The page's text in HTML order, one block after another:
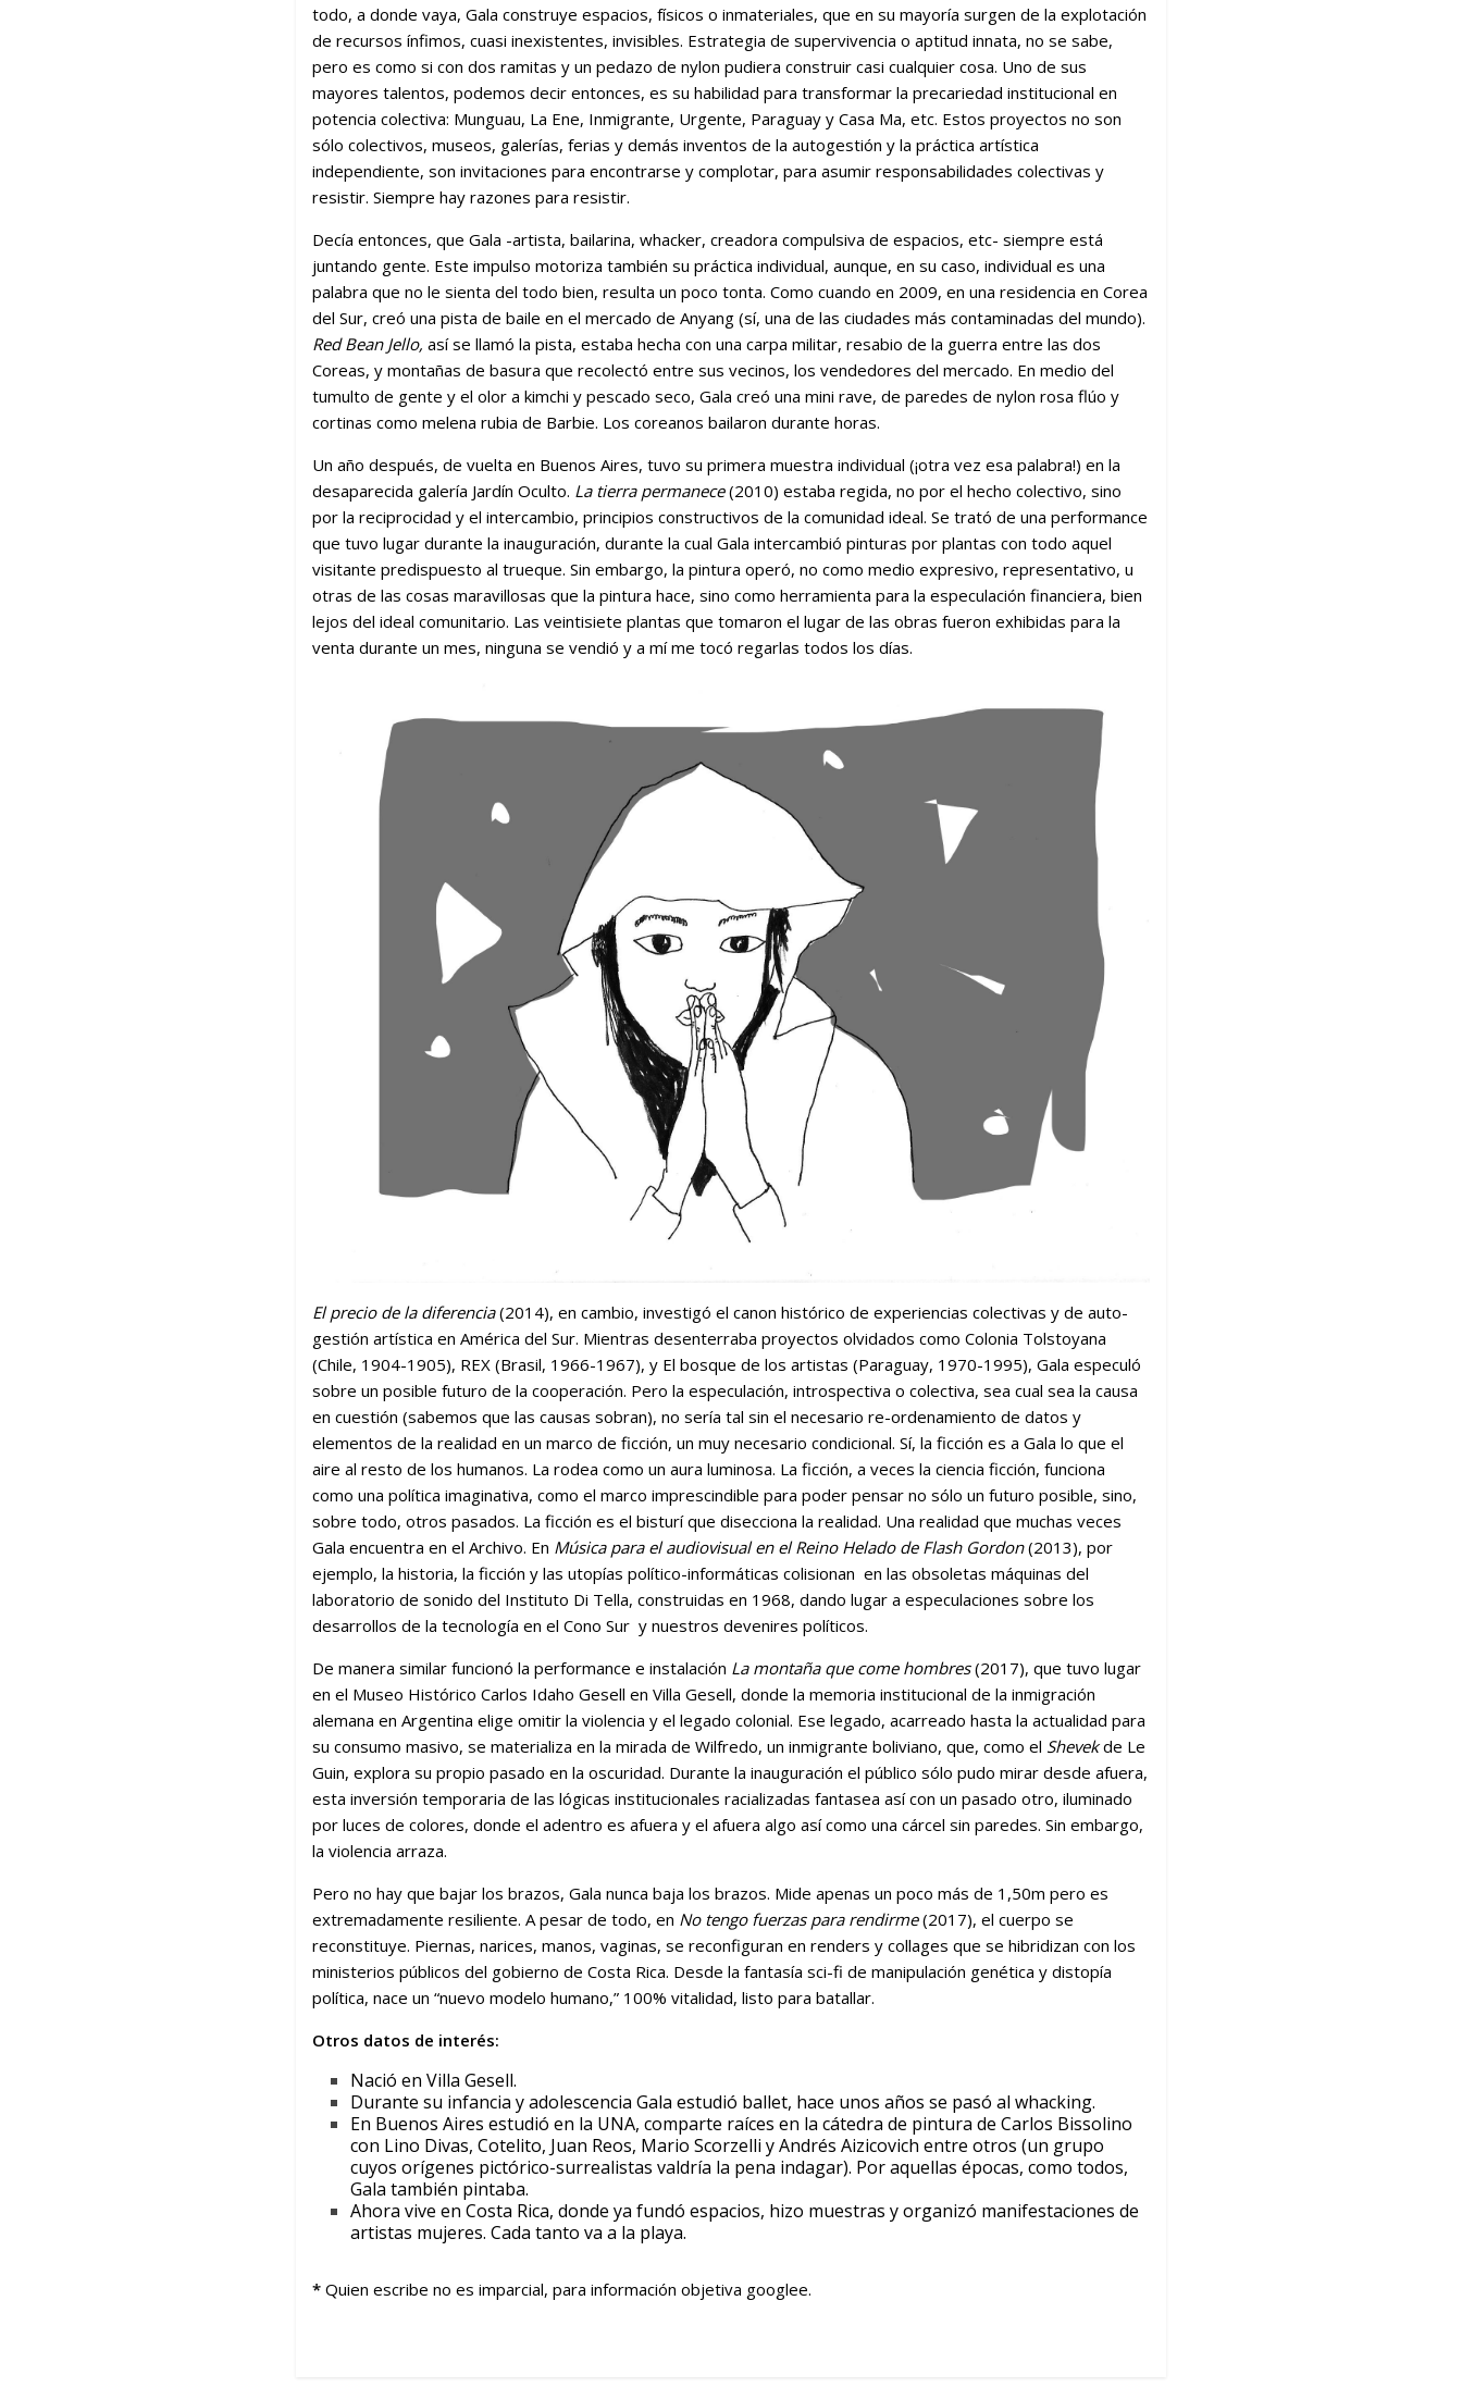
todo, a donde vaya, Gala construye espacios, físicos o inmateriales, que en su mayoría surgen de la explotación
de recursos ínfimos, cuasi inexistentes, invisibles. Estrategia de supervivencia o aptitud innata, no se sabe,
pero es como si con dos ramitas y un pedazo de nylon pudiera construir casi cualquier cosa. Uno de sus
mayores talentos, podemos decir entonces, es su habilidad para transformar la precariedad institucional en
potencia colectiva: Munguau, La Ene, Inmigrante, Urgente, Paraguay y Casa Ma, etc. Estos proyectos no son
sólo colectivos, museos, galerías, ferias y demás inventos de la autogestión y la práctica artística
independiente, son invitaciones para encontrarse y complotar, para asumir responsabilidades colectivas y
resistir. Siempre hay razones para resistir.
Decía entonces, que Gala -artista, bailarina, whacker, creadora compulsiva de espacios, etc- siempre está
juntando gente. Este impulso motoriza también su práctica individual, aunque, en su caso, individual es una
palabra que no le sienta del todo bien, resulta un poco tonta. Como cuando en 2009, en una residencia en Corea
del Sur, creó una pista de baile en el mercado de Anyang (sí, una de las ciudades más contaminadas del mundo).
Red Bean Jello, así se llamó la pista, estaba hecha con una carpa militar, resabio de la guerra entre las dos
Coreas, y montañas de basura que recolectó entre sus vecinos, los vendedores del mercado. En medio del
tumulto de gente y el olor a kimchi y pescado seco, Gala creó una mini rave, de paredes de nylon rosa flúo y
cortinas como melena rubia de Barbie. Los coreanos bailaron durante horas.
Un año después, de vuelta en Buenos Aires, tuvo su primera muestra individual (¡otra vez esa palabra!) en la
desaparecida galería Jardín Oculto. La tierra permanece(2010) estaba regida, no por el hecho colectivo, sino
por la reciprocidad y el intercambio, principios constructivos de la comunidad ideal. Se trató de una performance
que tuvo lugar durante la inauguración, durante la cual Gala intercambió pinturas por plantas con todo aquel
visitante predispuesto al trueque. Sin embargo, la pintura operó, no como medio expresivo, representativo, u
otras de las cosas maravillosas que la pintura hace, sino como herramienta para la especulación financiera, bien
lejos del ideal comunitario. Las veintisiete plantas que tomaron el lugar de las obras fueron exhibidas para la
venta durante un mes, ninguna se vendió y a mí me tocó regarlas todos los días.
El precio de la diferencia(2014), en cambio, investigó el canon histórico de experiencias colectivas y de auto-
gestión artística en América del Sur. Mientras desenterraba proyectos olvidados como Colonia Tolstoyana
(Chile, 1904-1905), REX (Brasil, 1966-1967), y El bosque de los artistas (Paraguay, 1970-1995), Gala especuló
sobre un posible futuro de la cooperación. Pero la especulación, introspectiva o colectiva, sea cual sea la causa
en cuestión (sabemos que las causas sobran), no sería tal sin el necesario re-ordenamiento de datos y
elementos de la realidad en un marco de ficción, un muy necesario condicional. Sí, la ficción es a Gala lo que el
aire al resto de los humanos. La rodea como un aura luminosa. La ficción, a veces la ciencia ficción, funciona
como una política imaginativa, como el marco imprescindible para poder pensar no sólo un futuro posible, sino,
sobre todo, otros pasados. La ficción es el bisturí que disecciona la realidad. Una realidad que muchas veces
Gala encuentra en el Archivo. En Música para el audiovisual en el Reino Helado de Flash Gordon(2013), por
ejemplo, la historia, la ficción y las utopías político-informáticas colisionan en las obsoletas máquinas del
laboratorio de sonido del Instituto Di Tella, construidas en 1968, dando lugar a especulaciones sobre los
desarrollos de la tecnología en el Cono Sur y nuestros devenires políticos.
De manera similar funcionó la performance e instalación La montaña que come hombres(2017), que tuvo lugar
en el Museo Histórico Carlos Idaho Gesell en Villa Gesell, donde la memoria institucional de la inmigración
alemana en Argentina elige omitir la violencia y el legado colonial. Ese legado, acarreado hasta la actualidad para
su consumo masivo, se materializa en la mirada de Wilfredo, un inmigrante boliviano, que, como el Shevekde Le
Guin, explora su propio pasado en la oscuridad. Durante la inauguración el público sólo pudo mirar desde afuera,
esta inversión temporaria de las lógicas institucionales racializadas fantasea así con un pasado otro, iluminado
por luces de colores, donde el adentro es afuera y el afuera algo así como una cárcel sin paredes. Sin embargo,
la violencia arraza.
Pero no hay que bajar los brazos, Gala nunca baja los brazos. Mide apenas un poco más de 1,50m pero es
extremadamente resiliente. A pesar de todo, en No tengo fuerzas para rendirme(2017), el cuerpo se
reconstituye. Piernas, narices, manos, vaginas, se reconfiguran en renders y collages que se hibridizan con los
ministerios públicos del gobierno de Costa Rica. Desde la fantasía sci-fi de manipulación genética y distopía
política, nace un “nuevo modelo humano,” 100% vitalidad, listo para batallar.
Otros datos de interés:
Nació en Villa Gesell.
Durante su infancia y adolescencia Gala estudió ballet, hace unos años se pasó al whacking.
En Buenos Aires estudió en la UNA, comparte raíces en la cátedra de pintura de Carlos Bissolino
con Lino Divas, Cotelito, Juan Reos, Mario Scorzelli y Andrés Aizicovich entre otros (un grupo
cuyos orígenes pictórico-surrealistas valdría la pena indagar). Por aquellas épocas, como todos,
Gala también pintaba.
Ahora vive en Costa Rica, donde ya fundó espacios, hizo muestras y organizó manifestaciones de
artistas mujeres. Cada tanto va a la playa.
* Quien escribe no es imparcial, para información objetiva googlee.